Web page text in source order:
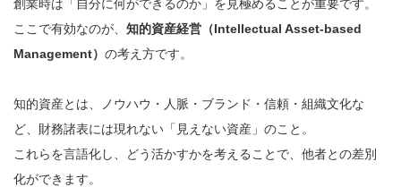
創業時は「自分に何ができるのか」を見極めることが重要です。
ここで有効なのが、 知的資産経営（Intellectual Asset-based
Management） の考え方です。
知的資産とは、ノウハウ・人脈・ブランド・信頼・組織文化な
ど、財務諸表には現れない「見えない資産」のこと。
これらを言語化し、どう活かすかを考えることで、他者との差別
化ができます。